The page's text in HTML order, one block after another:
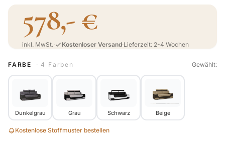
578,- €
inkl. MwSt.· Kostenloser Versand·Lieferzeit: 2-4 Wochen
FARBE · 4 Farben Gewählt:
Dunkelgrau Grau Schwarz Beige
Kostenlose Stoffmuster bestellen